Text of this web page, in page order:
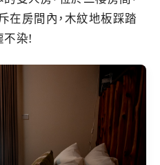
在房間內，木紋地板踩踏
不染!